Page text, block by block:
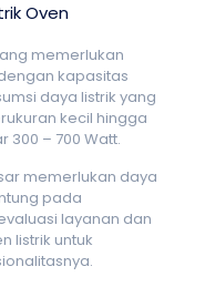
Oven
memerlukan
kapasitas
daya listrik yang
kecil hingga
– 700 Watt.
memerlukan daya
pada
layanan dan
listrik untuk